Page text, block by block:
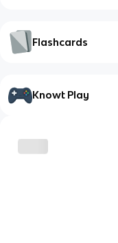
Flashcards
Knowt Play